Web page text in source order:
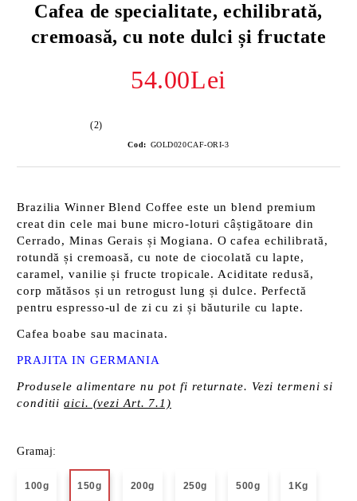
Cafea de specialitate, echilibrată,
cremoasă, cu note dulci și fructate
54.00Lei
(2)
Cod: GOLD020CAF-ORI-3
Brazilia Winner Blend Coffee este un blend premium
creat din cele mai bune micro-loturi câștigătoare din
Cerrado, Minas Gerais și Mogiana. O cafea echilibrată,
rotundă și cremoasă, cu note de ciocolată cu lapte,
caramel, vanilie și fructe tropicale. Aciditate redusă,
corp mătăsos și un retrogust lung și dulce. Perfectă
pentru espresso-ul de zi cu zi și băuturile cu lapte.
Cafea boabe sau macinata.
PRAJITA IN GERMANIA
Produsele alimentare nu pot fi returnate. Vezi termeni si
conditiiaici. (vezi Art. 7.1)
Gramaj:
100g 150g 200g 250g 500g 1Kg